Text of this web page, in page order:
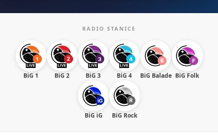
RADIO STANICE
BiG 1 BiG 2 BiG 3 BiG 4 BiG Balade BiG Folk
BiG iG BiG Rock